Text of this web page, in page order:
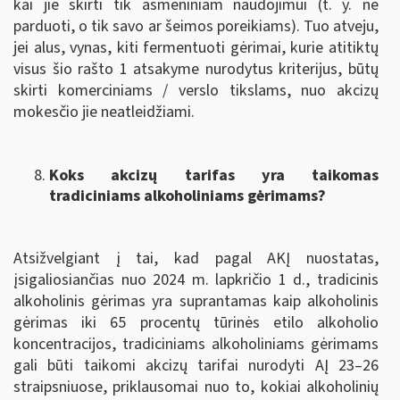
kai jie skirti tik asmeniniam naudojimui (t. y. ne
parduoti, o tik savo ar šeimos poreikiams). Tuo atveju,
jei alus, vynas, kiti fermentuoti gėrimai, kurie atitiktų
visus šio rašto 1 atsakyme nurodytus kriterijus, būtų
skirti komerciniams / verslo tikslams, nuo akcizų
mokesčio jie neatleidžiami.
Koks akcizų tarifas yra taikomas
tradiciniams alkoholiniams gėrimams?
Atsižvelgiant į tai, kad pagal AKĮ nuostatas,
įsigaliosiančias nuo 2024 m. lapkričio 1 d., tradicinis
alkoholinis gėrimas yra suprantamas kaip alkoholinis
gėrimas iki 65 procentų tūrinės etilo alkoholio
koncentracijos, tradiciniams alkoholiniams gėrimams
gali būti taikomi akcizų tarifai nurodyti AĮ 23–26
straipsniuose, priklausomai nuo to, kokiai alkoholinių